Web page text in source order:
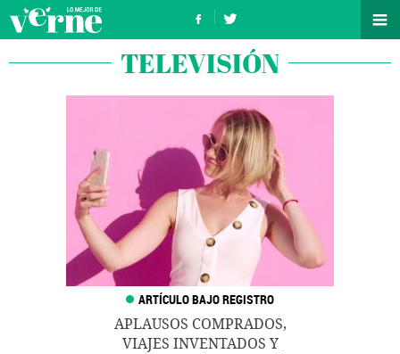
TELEVISIÓN
APLAUSOS COMPRADOS,
VIAJES INVENTADOS Y